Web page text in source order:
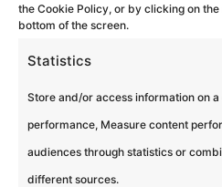
the Cookie Policy, or by clicking on
bottom of the screen.
Statistics
Store and/or access information on
performance, Measure content
audiences through statistics or
different sources.